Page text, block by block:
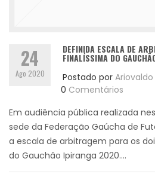
24
Ago 2020
DEFINIDA ESCALA DE
FINALÍSSIMA DO
Postado por
0 Comentários
Em audiência pública realizada
sede da Federação Gaúcha de
a escala de arbitragem para os
do Gauchão Ipiranga 2020....